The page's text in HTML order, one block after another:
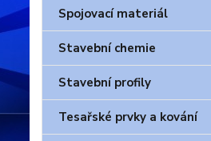
Spojovací materiál
Stavební chemie
Stavební profily
Tesařské prvky a kování